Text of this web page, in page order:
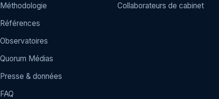
Méthodologie
Références
Observatoires
Quorum Médias
Presse & données
FAQ
Collaborateurs de cabinet